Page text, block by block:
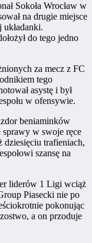
Sokoła Wrocław w
na drugie miejsce
do tego jedno
za mecz z FC
tego
asystę i był
w ofensywie.
beniaminków
sprawy w swoje ręce
dziesięciu trafieniach,
szansę na
liderów 1 Ligi wciąż
Piasecki nie po
pokonując
a on przoduje